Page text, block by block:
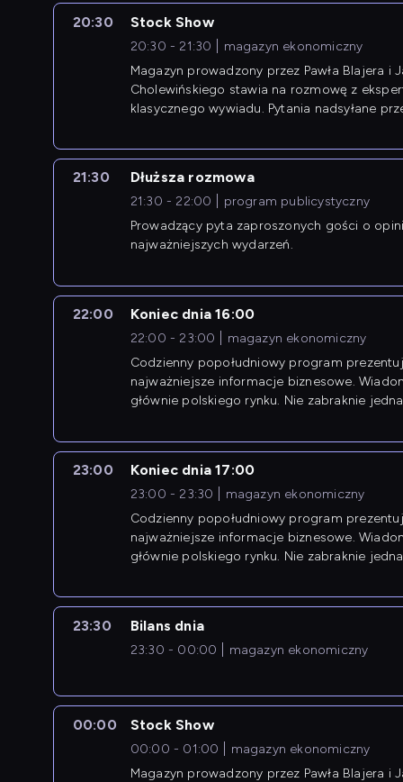
20:30 Stock Show
20:30 - 21:30
magazyn ekonomiczny
Magazyn prowadzony przez Pawła Blajera i
Cholewińskiego stawia na rozmowę z
klasycznego wywiadu. Pytania nadsyłane
21:30 Dłuższa rozmowa
21:30 - 22:00
program publicystyczny
Prowadzący pyta zaproszonych gości o
najważniejszych wydarzeń.
22:00 Koniec dnia 16:00
22:00 - 23:00
magazyn ekonomiczny
Codzienny popołudniowy program
najważniejsze informacje biznesowe.
głównie polskiego rynku. Nie zabraknie
23:00 Koniec dnia 17:00
23:00 - 23:30
magazyn ekonomiczny
Codzienny popołudniowy program
najważniejsze informacje biznesowe.
głównie polskiego rynku. Nie zabraknie
23:30 Bilans dnia
23:30 - 00:00 magazyn ekonomiczny
00:00 Stock Show
00:00 - 01:00
magazyn ekonomiczny
Magazyn prowadzony przez Pawła Blajera i